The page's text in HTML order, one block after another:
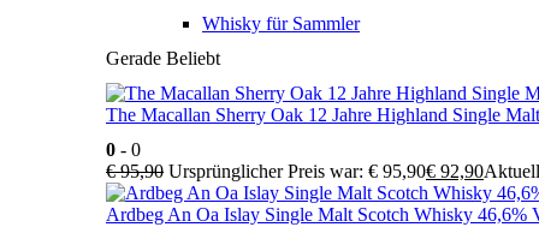
Whisky für Sammler
Gerade Beliebt
The Macallan Sherry Oak 12 Jahre Highland Single
0 - 0
€95,90 Ursprünglicher Preis war: € 95,90€ 92,90
Ardbeg An Oa Islay Single Malt Scotch Whisky 46,6%